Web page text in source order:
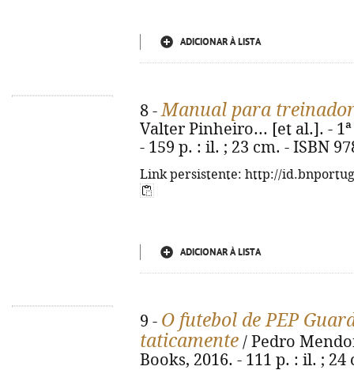
ADICIONAR À LISTA
8 -Manual para
Valter Pinheiro... [et al.]. -
- 159 p. : il. ; 23 cm. - ISBN
Link persistente: http://
ADICIONAR À LISTA
9 - O futebol de PEP
taticamente / Pedro
Books, 2016. - 111 p. : il. ; 24